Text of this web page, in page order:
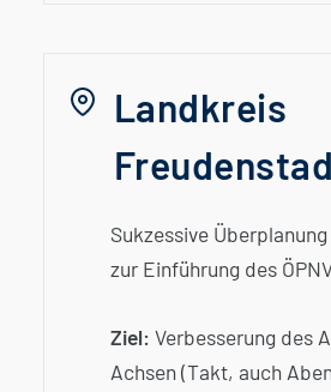
Landkreis
Sukzessive
zur Einführung des
Ziel: Verbesserung des
Achsen (Takt, auch